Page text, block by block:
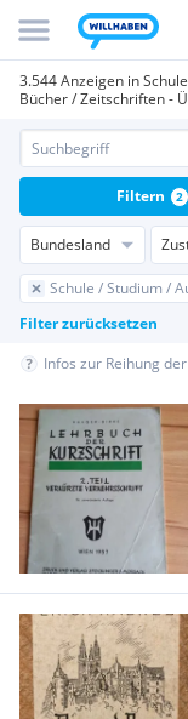
3.544 Anzeigen in
Bücher / Zeitschriften -
Bundesland
Schule / Studium /
Filter zurücksetzen
Filtern 2
Infos zur Reihung